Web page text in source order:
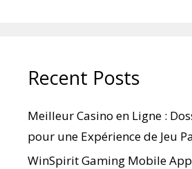
Recent Posts
Meilleur Casino en Ligne :
pour une Expérience de Jeu
WinSpirit Gaming Mobile App